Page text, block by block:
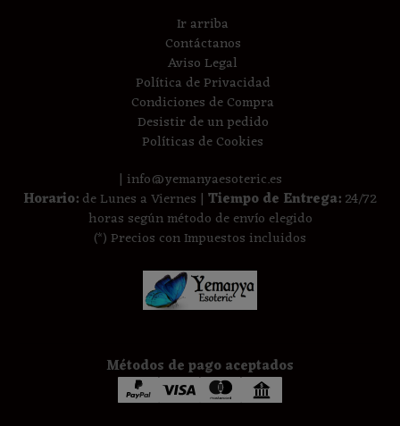
Ir arriba
Contáctanos
Aviso Legal
Política de Privacidad
Condiciones de Compra
Desistir de un pedido
Políticas de Cookies
| info@yemanyaesoteric.es
Horario:de Lunes a Viernes | Tiempo de Entrega:24/72
horas según método de envío elegido
(*) Precios con Impuestos incluidos
Métodos de pago aceptados